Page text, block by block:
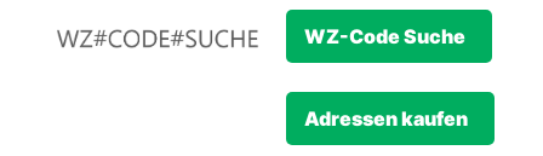
WZ-Code Suche
Adressen kaufen